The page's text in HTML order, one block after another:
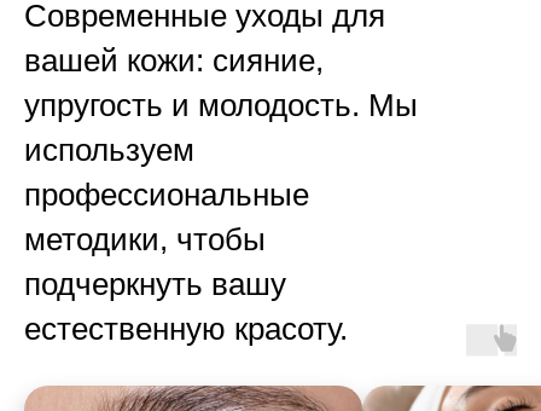
Современные уходы для
вашей кожи: сияние,
упругость и молодость. Мы
используем
профессиональные
методики, чтобы
подчеркнуть вашу
естественную красоту.